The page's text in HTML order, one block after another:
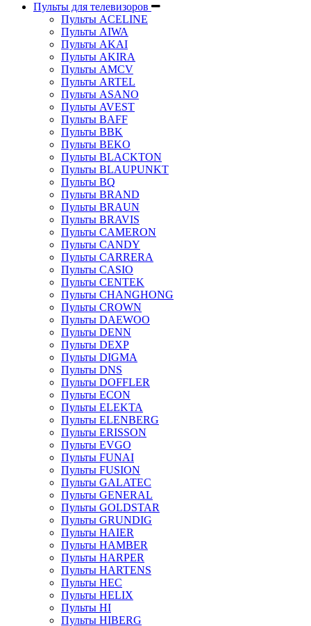
Пульты для телевизоров
Пульты ACELINE
Пульты AIWA
Пульты AKAI
Пульты AKIRA
Пульты AMCV
Пульты ARTEL
Пульты ASANO
Пульты AVEST
Пульты BAFF
Пульты BBK
Пульты BEKO
Пульты BLACKTON
Пульты BLAUPUNKT
Пульты BQ
Пульты BRAND
Пульты BRAUN
Пульты BRAVIS
Пульты CAMERON
Пульты CANDY
Пульты CARRERA
Пульты CASIO
Пульты CENTEK
Пульты CHANGHONG
Пульты CROWN
Пульты DAEWOO
Пульты DENN
Пульты DEXP
Пульты DIGMA
Пульты DNS
Пульты DOFFLER
Пульты ECON
Пульты ELEKTA
Пульты ELENBERG
Пульты ERISSON
Пульты EVGO
Пульты FUNAI
Пульты FUSION
Пульты GALATEC
Пульты GENERAL
Пульты GOLDSTAR
Пульты GRUNDIG
Пульты HAIER
Пульты HAMBER
Пульты HARPER
Пульты HARTENS
Пульты HEC
Пульты HELIX
Пульты HI
Пульты HIBERG